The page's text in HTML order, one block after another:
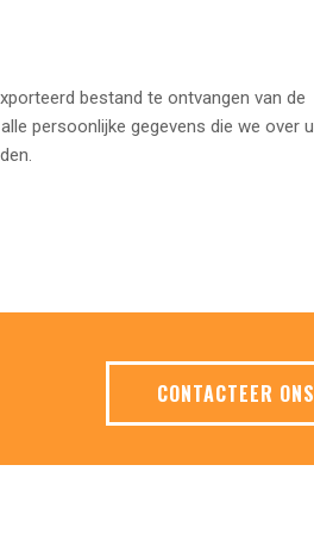
bestand te ontvangen van de
persoonlijke gegevens die we over u
CONTACTEER ONS